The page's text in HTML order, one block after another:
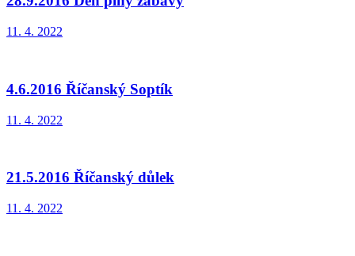
11. 4. 2022
4.6.2016 Říčanský Soptík
11. 4. 2022
21.5.2016 Říčanský důlek
11. 4. 2022